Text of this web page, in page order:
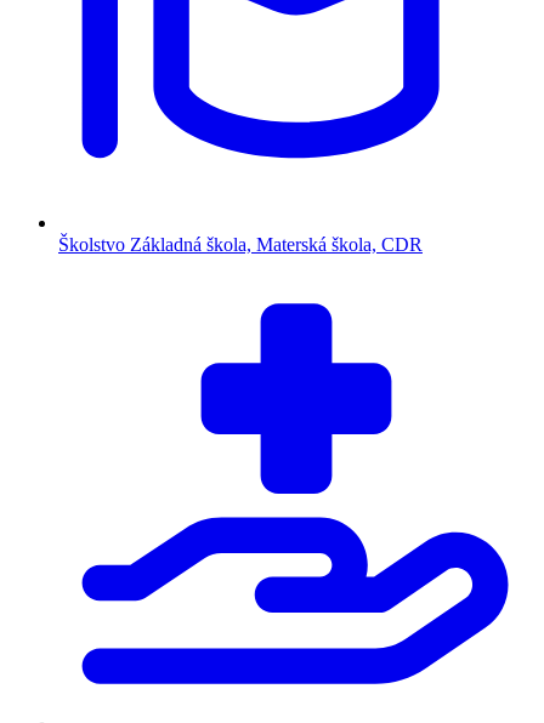
Školstvo Základná škola, Materská škola, CDR